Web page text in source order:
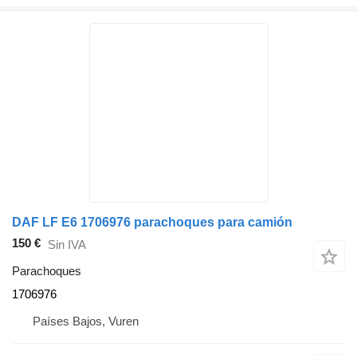
DAF LF E6 1706976 parachoques para camión
150 € Sin IVA
Parachoques
1706976
Países Bajos, Vuren